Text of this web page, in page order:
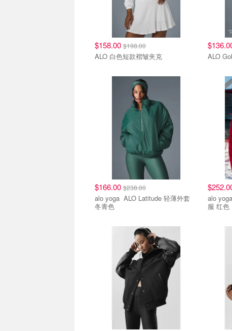
$158.00 $198.00
ALO 白色短款褶皱夹克 ALO
$166.00 $238.00
alo yoga ALO Latitude 轻薄外套
冬青色
alo yoga ALO Main Act 束身羽绒
服 红色